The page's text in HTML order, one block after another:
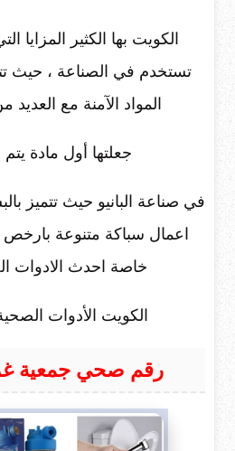
الكويت بها الكثير المزايا
تستخدم في الصناعة ، حيث
المواد الآمنة مع العديد
جعلتها أول مادة
في صناعة البانيو حيث تتميز
اعمال سباكة متنوعة
خاصة احدث الادوات
الكويت الأدوات
رقم صحي جمعية